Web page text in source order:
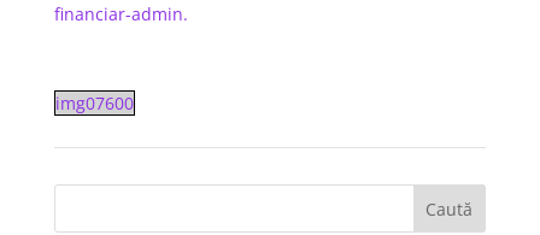
financiar-admin.
img07600